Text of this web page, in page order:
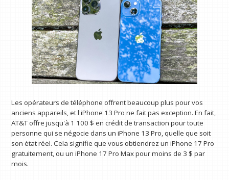
Les opérateurs de téléphone offrent beaucoup plus pour vos
anciens appareils, et l'iPhone 13 Pro ne fait pas exception. En fait,
AT&T offre jusqu'à 1 100 $ en crédit de transaction pour toute
personne qui se négocie dans un iPhone 13 Pro, quelle que soit
son état réel. Cela signifie que vous obtiendrez un iPhone 17 Pro
gratuitement, ou un iPhone 17 Pro Max pour moins de 3 $ par
mois.